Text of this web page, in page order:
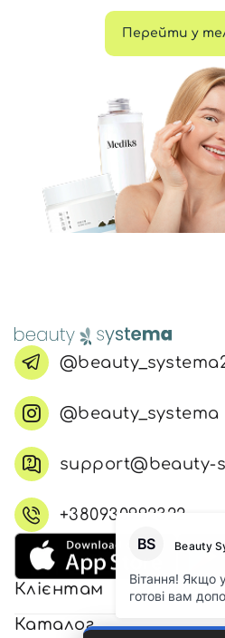
Перейти у
@beauty_systema
support@beauty-
+380930992322
Клієнтам
Каталог